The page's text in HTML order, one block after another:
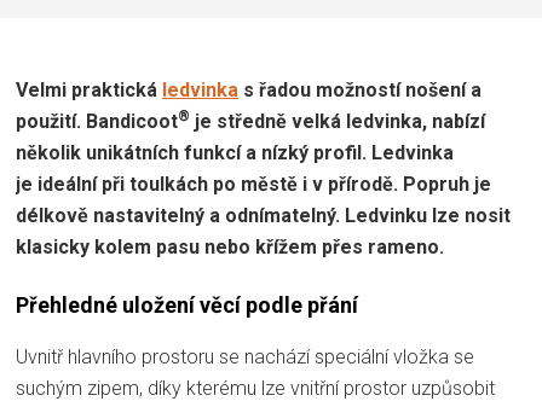
Velmi praktická ledvinka s řadou možností nošení a
použití. Bandicoot® je středně velká ledvinka, nabízí
několik unikátních funkcí a nízký profil. Ledvinka
je ideální při toulkách po městě i v přírodě. Popruh je
délkově nastavitelný a odnímatelný. Ledvinku lze nosit
klasicky kolem pasu nebo křížem přes rameno.
Přehledné uložení věcí podle přání
Uvnitř hlavního prostoru se nachází speciální vložka se
suchým zipem, díky kterému lze vnitřní prostor uzpůsobit